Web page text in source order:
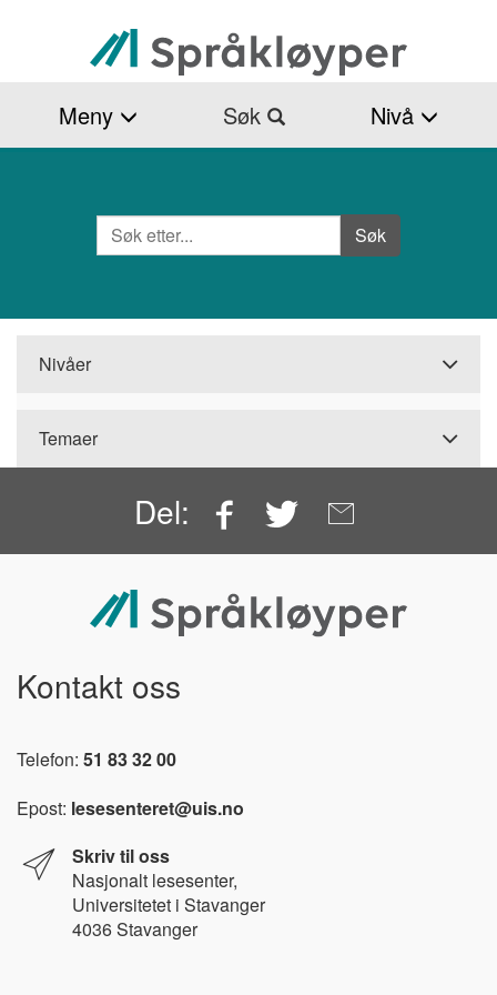
hovedinnhold
Meny Søk Nivå
Søk
Nivåer
Temaer
Del: Facebook
Twitter
Kontakt oss
Telefon: 51 83 32 00
Epost: lesesenteret@uis.no
Skriv til oss
Nasjonalt lesesenter,
Universitetet i Stavanger
4036 Stavanger